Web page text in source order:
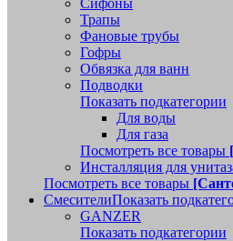
Сифоны
Трапы
Фановые трубы
Гофры
Обвязка для ванн
Подводки
Показать подкатегории
Для воды
Для газа
Посмотреть все товары
Инсталляция для
Посмотреть все товары
СмесителиПоказать
GANZER
Показать подкатегории